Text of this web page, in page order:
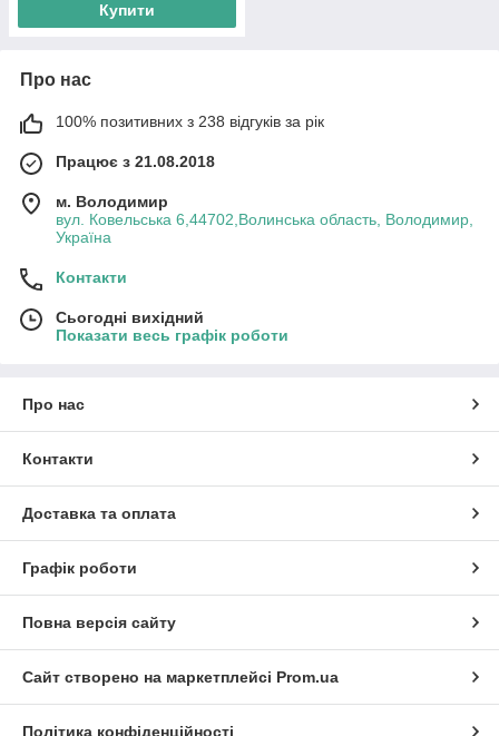
Купити
Про нас
100% позитивних з 238 відгуків за рік
Працює з 21.08.2018
м. Володимир
вул. Ковельська 6,44702,Волинська область, Володимир,
Україна
Контакти
Сьогодні вихідний
Показати весь графік роботи
Про нас
Контакти
Доставка та оплата
Графік роботи
Повна версія сайту
Сайт створено на маркетплейсі Prom.ua
Політика конфіденційності